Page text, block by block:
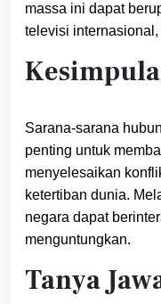
massa ini dapat
televisi
Sarana-sarana
penting untuk
menyelesaikan
ketertiban dunia.
negara dapat
menguntungkan.
Tanya